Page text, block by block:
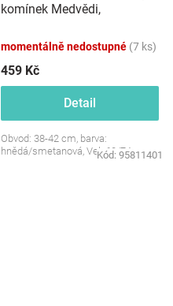
komínek Medvědi,
momentálně nedostupné (7 ks)
459 Kč
Detail
Obvod: 38-42 cm, barva:
hnědá/smetanová, Vel. 62/74
Kód: 95811401